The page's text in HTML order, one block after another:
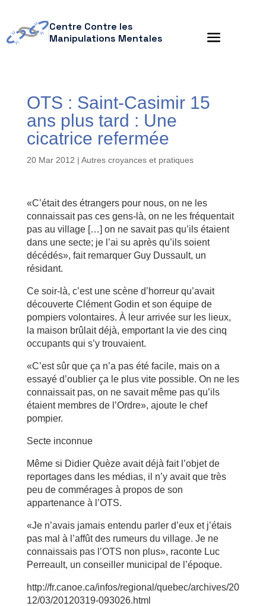
Centre Contre les
Manipulations Mentales
OTS : Saint-Casimir 15
ans plus tard : Une
cicatrice refermée
20 Mar 2012 | Autres croyances et pratiques
«C’était des étrangers pour nous, on ne les
connaissait pas ces gens-là, on ne les fréquentait
pas au village […] on ne savait pas qu’ils étaient
dans une secte; je l’ai su après qu’ils soient
décédés», fait remarquer Guy Dussault, un
résidant.
Ce soir-là, c’est une scène d’horreur qu’avait
découverte Clément Godin et son équipe de
pompiers volontaires. À leur arrivée sur les lieux,
la maison brûlait déjà, emportant la vie des cinq
occupants qui s’y trouvaient.
«C’est sûr que ça n’a pas été facile, mais on a
essayé d’oublier ça le plus vite possible. On ne les
connaissait pas, on ne savait même pas qu’ils
étaient membres de l’Ordre», ajoute le chef
pompier.
Secte inconnue
Même si Didier Quèze avait déjà fait l’objet de
reportages dans les médias, il n’y avait que très
peu de commérages à propos de son
appartenance à l’OTS.
«Je n’avais jamais entendu parler d’eux et j’étais
pas mal à l’affût des rumeurs du village. Je ne
connaissais pas l’OTS non plus», raconte Luc
Perreault, un conseiller municipal de l’époque.
http://fr.canoe.ca/infos/regional/quebec/archives/20
12/03/20120319-093026.html